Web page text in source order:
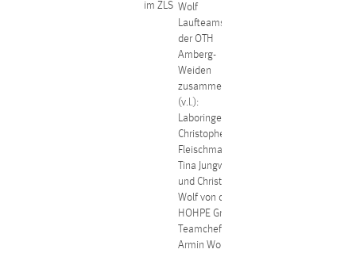
im ZLS Wolf
Laufteams an
der OTH
Amberg-
Weiden
zusammen
(v.l.):
Laboringenieur
Christopher
Fleischmann,
Tina Jungwirth
und Christian
Wolf von der
HOHPE GmbH,
Teamchef
Armin Wolf